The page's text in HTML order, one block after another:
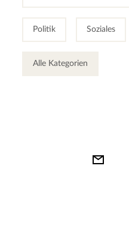
Politik Soziales
Alle Kategorien